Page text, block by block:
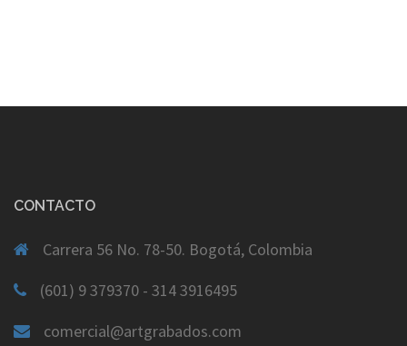
CONTACTO
Carrera 56 No. 78-50. Bogotá, Colombia
(601) 9 379370 - 314 3916495
comercial@artgrabados.com